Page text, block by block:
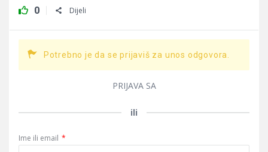
0 Dijeli
Potrebno je da se prijaviš za unos odgovora.
PRIJAVA SA
ili
Ime ili email *